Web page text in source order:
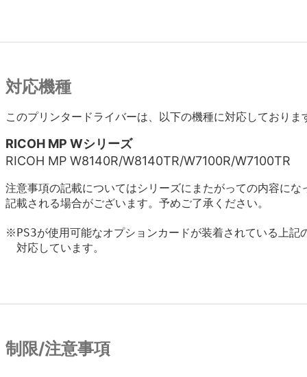
対応機種
このプリンタードライバーは、以下の機種に対応しておりま
RICOH MP Wシリーズ
RICOH MP W8140R/W8140TR/W7100R/W7100TR
注意事項の記載についてはシリーズにまたがっての内容に
記載される場合がございます。予めご了承ください。
※PS3が使用可能なオプションカードが装着されている上記
対応しています。
制限/注意事項